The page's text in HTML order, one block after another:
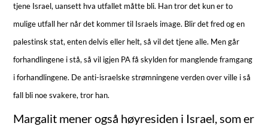
tjene Israel, uansett hva utfallet måtte bli. Han tror det kun er to
mulige utfall her når det kommer til Israels image. Blir det fred og en
palestinsk stat, enten delvis eller helt, så vil det tjene alle. Men går
forhandlingene i stå, så vil igjen PA få skylden for manglende framgang
i forhandlingene. De anti-israelske strømningene verden over ville i så
fall bli noe svakere, tror han.
Margalit mener også høyresiden i Israel, som er